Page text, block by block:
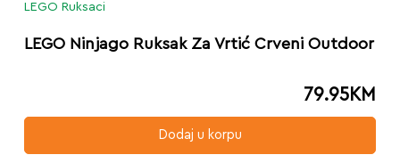
LEGO Ruksaci
LEGO Ninjago Ruksak Za Vrtić Crveni Outdoor
79.95KM
Dodaj u korpu